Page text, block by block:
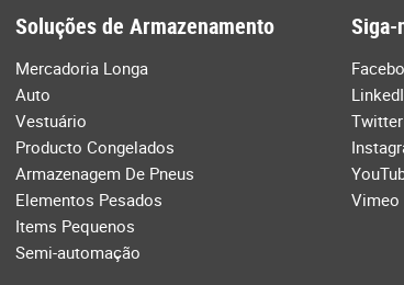
Soluções de Armazenamento
Mercadoria Longa
Auto
Vestuário
Producto Congelados
Armazenagem De Pneus
Elementos Pesados
Items Pequenos
Semi-automação
Siga-
Twitter
Vimeo